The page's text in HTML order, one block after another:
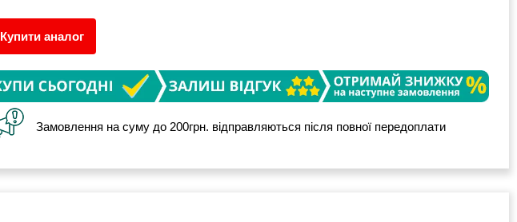
Купити аналог
Замовлення на суму до 200грн. відправляються після повної передоплати